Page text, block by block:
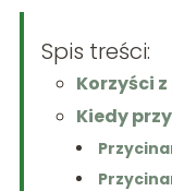
Spis treści:
Korzyści
Kiedy